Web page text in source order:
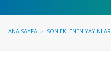
ANA SAYFA SON EKLENEN YAYINLAR